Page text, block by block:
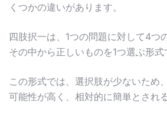
くつかの違いがあります。
四肢択一は、1つの問題に対して4つ
その中から正しいものを1つ選ぶ形式
この形式では、選択肢が少ないため
可能性が高く、相対的に簡単とされ